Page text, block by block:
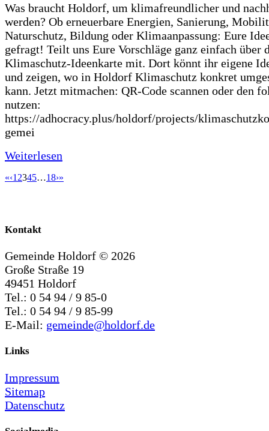
Was braucht Holdorf, um klimafreundlicher und
werden? Ob erneuerbare Energien, Sanierung,
Naturschutz, Bildung oder Klimaanpassung: Eure
gefragt! Teilt uns Eure Vorschläge ganz einfach über
Klimaschutz-Ideenkarte mit. Dort könnt ihr eigene
und zeigen, wo in Holdorf Klimaschutz konkret
kann. Jetzt mitmachen: QR-Code scannen oder den
nutzen:
https://adhocracy.plus/holdorf/projects/
gemei
Weiterlesen
«‹1 2345…18›»
Kontakt
Gemeinde Holdorf © 2026
Große Straße 19
49451 Holdorf
Tel.: 0 54 94 / 9 85-0
Tel.: 0 54 94 / 9 85-99
E-Mail: gemeinde@holdorf.de
Links
Impressum
Sitemap
Datenschutz